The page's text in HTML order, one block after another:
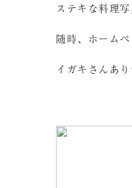
ステキな料理
随時、ホーム
イガキさんあ